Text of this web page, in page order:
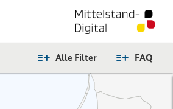
FAQ
Alle Filter